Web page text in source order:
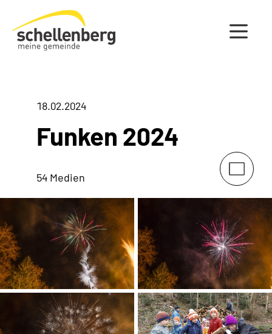
Gemeinde Schellenberg Startseite
18.02.2024
Funken 2024
54 Medien